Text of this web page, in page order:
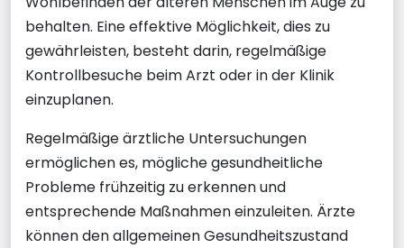
behalten. Eine effektive Möglichkeit, dies zu
gewährleisten, besteht darin, regelmäßige
Kontrollbesuche beim Arzt oder in der Klinik
einzuplanen.
Regelmäßige ärztliche Untersuchungen
ermöglichen es, mögliche gesundheitliche
Probleme frühzeitig zu erkennen und
entsprechende Maßnahmen einzuleiten. Ärzte
können den allgemeinen Gesundheitszustand